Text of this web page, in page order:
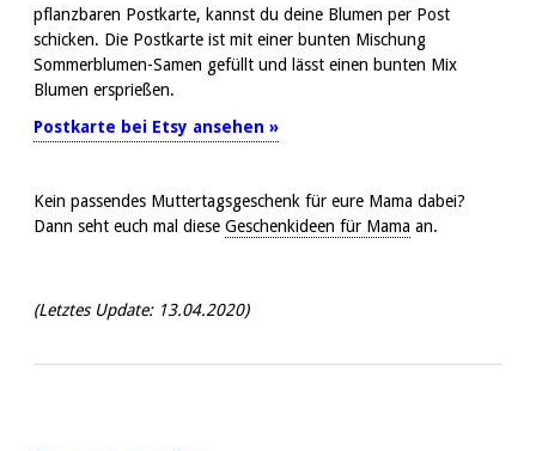
pflanzbaren Postkarte, kannst du deine Blumen per Post
schicken. Die Postkarte ist mit einer bunten Mischung
Sommerblumen-Samen gefüllt und lässt einen bunten Mix
Blumen ersprießen.
Postkarte bei Etsy ansehen »
Kein passendes Muttertagsgeschenk für eure Mama dabei?
Dann seht euch mal diese Geschenkideen für Mama an.
(Letztes Update: 13.04.2020)